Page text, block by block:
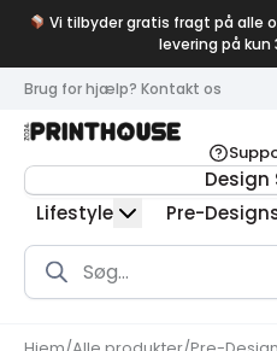
Vi tilbyder gratis fragt på alle
levering på
Brug for hjælp? Kontakt os
Design
Lifestyle
Pre-
Products
search